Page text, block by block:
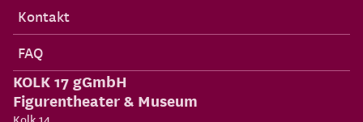
Kontakt
FAQ
KOLK 17 gGmbH
Figurentheater & Museum